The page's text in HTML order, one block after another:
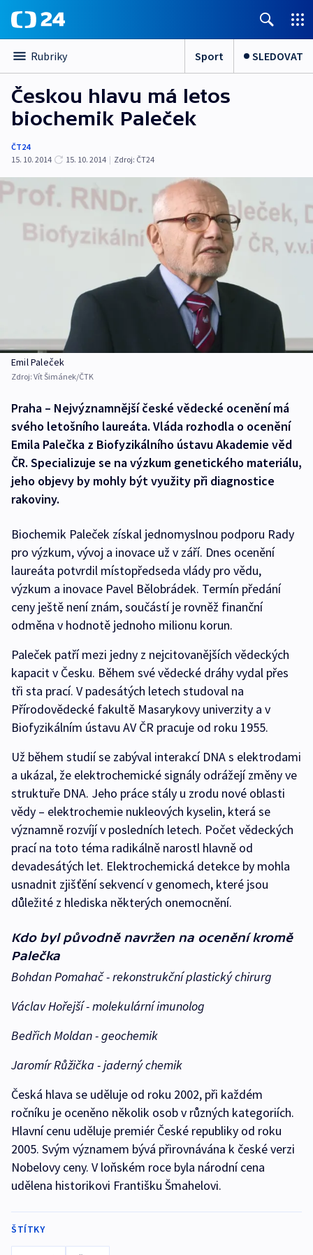
Rubriky Sport SLEDOVAT
Českou hlavu má letos
biochemik Paleček
ČT24
15. 10. 2014
15. 10. 2014 | Zdroj: ČT24
Emil Paleček
Zdroj: Vít Šimánek/ČTK
Praha – Nejvýznamnější české vědecké ocenění má
svého letošního laureáta. Vláda rozhodla o ocenění
Emila Palečka z Biofyzikálního ústavu Akademie věd
ČR. Specializuje se na výzkum genetického materiálu,
jeho objevy by mohly být využity při diagnostice
rakoviny.
Biochemik Paleček získal jednomyslnou podporu Rady
pro výzkum, vývoj a inovace už v září. Dnes ocenění
laureáta potvrdil místopředseda vlády pro vědu,
výzkum a inovace Pavel Bělobrádek. Termín předání
ceny ještě není znám, součástí je rovněž finanční
odměna v hodnotě jednoho milionu korun.
Paleček patří mezi jedny z nejcitovanějších vědeckých
kapacit v Česku. Během své vědecké dráhy vydal přes
tři sta prací. V padesátých letech studoval na
Přírodovědecké fakultě Masarykovy univerzity a v
Biofyzikálním ústavu AV ČR pracuje od roku 1955.
Už během studií se zabýval interakcí DNA s elektrodami
a ukázal, že elektrochemické signály odrážejí změny ve
struktuře DNA. Jeho práce stály u zrodu nové oblasti
vědy – elektrochemie nukleových kyselin, která se
významně rozvíjí v posledních letech. Počet vědeckých
prací na toto téma radikálně narostl hlavně od
devadesátých let. Elektrochemická detekce by mohla
usnadnit zjišťění sekvencí v genomech, které jsou
důležité z hlediska některých onemocnění.
Kdo byl původně navržen na ocenění kromě
Palečka
Bohdan Pomahač - rekonstrukční plastický chirurg
Václav Hořejší - molekulární imunolog
Bedřich Moldan - geochemik
Jaromír Růžička - jaderný chemik
Česká hlava se uděluje od roku 2002, při každém
ročníku je oceněno několik osob v různých kategoriích.
Hlavní cenu uděluje premiér České republiky od roku
2005. Svým významem bývá přirovnávána k české verzi
Nobelovy ceny. V loňském roce byla národní cena
udělena historikovi Františku Šmahelovi.
ŠTÍTKY